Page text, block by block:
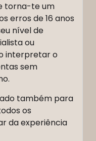
torna-te um
erros de 16 anos
nível de
ou
interpretar o
sem
também para
os
da experiência